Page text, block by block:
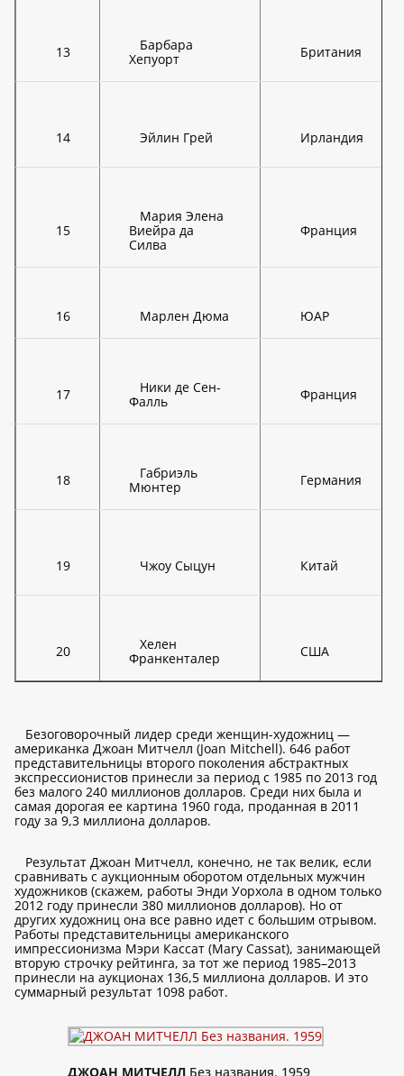
13
Барбара
Хепуорт
Британия
14 Эйлин Грей Ирландия
15
Мария Элена
Виейра да
Силва
Франция
16 Марлен Дюма ЮАР
17
Ники де Сен-
Фалль
Франция
18
Габриэль
Мюнтер
Германия
19 Чжоу Сыцун Китай
20
Хелен
Франкенталер
США
Безоговорочный лидер среди женщин-художниц —
американка Джоан Митчелл (Joan Mitchell). 646 работ
представительницы второго поколения абстрактных
экспрессионистов принесли за период с 1985 по 2013 год
без малого 240 миллионов долларов. Среди них была и
самая дорогая ее картина 1960 года, проданная в 2011
году за 9,3 миллиона долларов.
Результат Джоан Митчелл, конечно, не так велик, если
сравнивать с аукционным оборотом отдельных мужчин
художников (скажем, работы Энди Уорхола в одном только
2012 году принесли 380 миллионов долларов). Но от
других художниц она все равно идет с большим отрывом.
Работы представительницы американского
импрессионизма Мэри Кассат (Mary Cassat), занимающей
вторую строчку рейтинга, за тот же период 1985–2013
принесли на аукционах 136,5 миллиона долларов. И это
суммарный результат 1098 работ.
ДЖОАН МИТЧЕЛЛ Без названия. 1959